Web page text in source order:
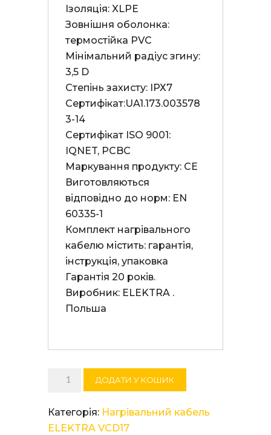
Ізоляція: XLPE
Зовнішня оболонка:
термостійка PVC
Мінімальний радіус згину:
3,5 D
Степінь захисту: ІРХ7
Сертифікат:UA1.173.003578
3-14
Сертифікат ISO 9001:
IQNET, PCBC
Маркування продукту: СЕ
Виготовляються
відповідно до норм: EN
60335-1
Комплект нагрівального
кабелю містить: гарантія,
інструкція, упаковка
Гарантія 20 років.
Виробник: ELEKTRA .
Польша
Нагрівальний
кабель
ELEKTRA
VCD
ДОДАТИ У КОШИК
Категорія: Нагрівальний кабель
ELEKTRA VCD17